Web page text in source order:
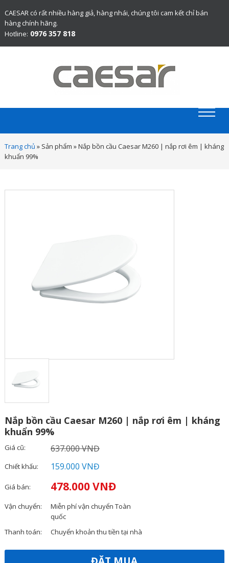
CAESAR có rất nhiều hàng giả, hàng nhái, chúng tôi cam kết chỉ bán
hàng chính hãng.
Hotline: 0976 357 818
Trang chủ » Sản phẩm »Nắp bồn cầu Caesar M260 | nắp rơi êm | kháng
khuẩn 99%
Nắp bồn cầu Caesar M260 | nắp rơi êm | kháng
khuẩn 99%
Giá cũ: 637.000 VNĐ
Chiết khấu: 159.000 VNĐ
Giá bán: 478.000 VNĐ
Vận chuyển:
Miễn phí vận chuyển Toàn
quốc
Thanh toán:
Chuyển khoản thu tiền tại nhà